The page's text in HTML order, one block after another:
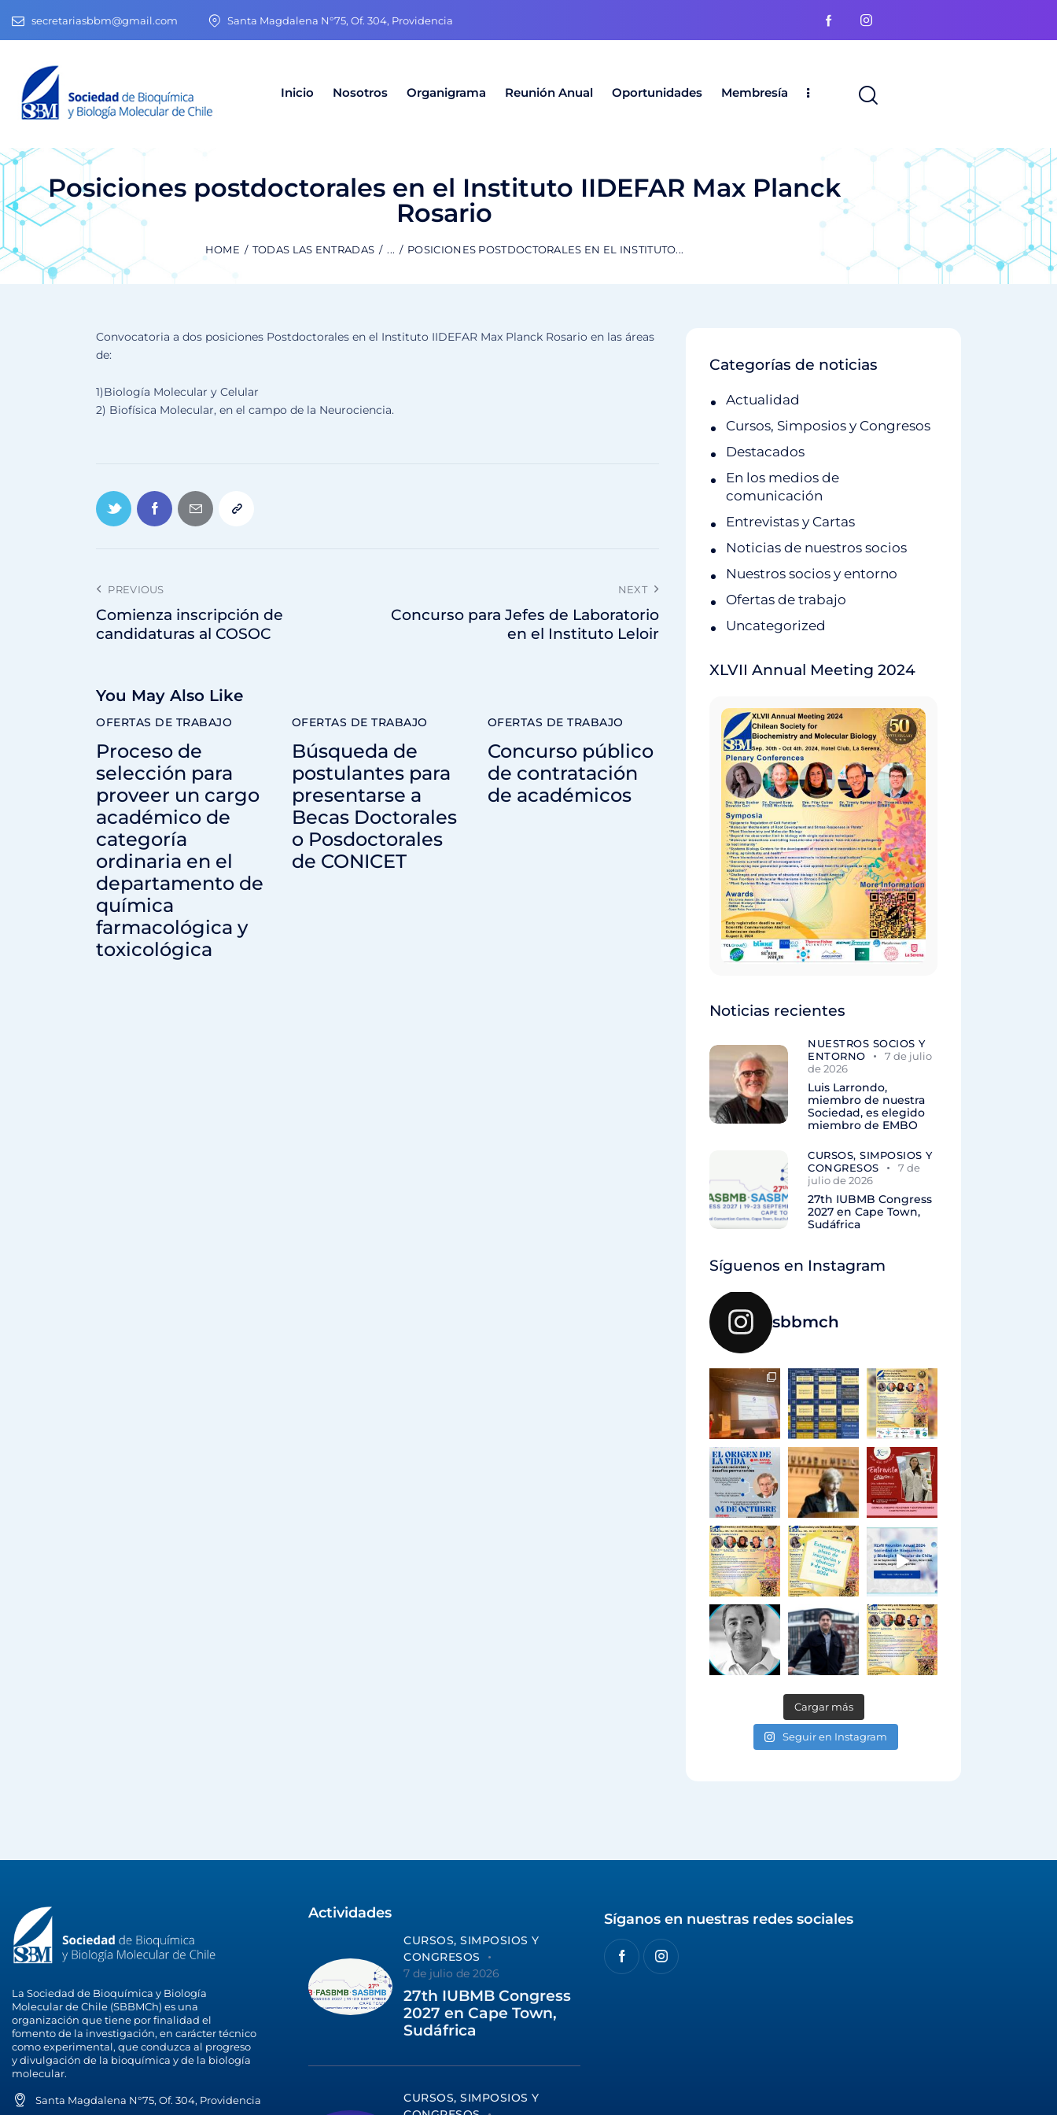
secretariasbbm@gmail.com Santa Magdalena N°75, Of. 304, Providencia
Inicio Nosotros Organigrama Reunión Anual Oportunidades Membresía
Posiciones postdoctorales en el Instituto IIDEFAR Max Planck
Rosario
HOME TODAS LAS ENTRADAS ... POSICIONES POSTDOCTORALES EN EL INSTITUTO...
Convocatoria a dos posiciones Postdoctorales en el Instituto IIDEFAR Max Planck Rosario en las áreas
de:
1)Biología Molecular y Celular
2) Biofísica Molecular, en el campo de la Neurociencia.
PREVIOUS
Comienza inscripción de
candidaturas al COSOC
NEXT
Concurso para Jefes de Laboratorio
en el Instituto Leloir
You May Also Like
OFERTAS DE TRABAJO
Proceso de
selección para
proveer un cargo
académico de
categoría
ordinaria en el
departamento de
química
farmacológica y
toxicológica
OFERTAS DE TRABAJO
Búsqueda de
postulantes para
presentarse a
Becas Doctorales
o Posdoctorales
de CONICET
OFERTAS DE TRABAJO
Concurso público
de contratación
de académicos
Categorías de noticias
Actualidad
Cursos, Simposios y Congresos
Destacados
En los medios de
comunicación
Entrevistas y Cartas
Noticias de nuestros socios
Nuestros socios y entorno
Ofertas de trabajo
Uncategorized
XLVII Annual Meeting 2024
Noticias recientes
NUESTROS SOCIOS Y
ENTORNO
7 de julio
de 2026
Luis Larrondo,
miembro de nuestra
Sociedad, es elegido
miembro de EMBO
CURSOS, SIMPOSIOS Y
CONGRESOS
7 de
julio de 2026
27th IUBMB Congress
2027 en Cape Town,
Sudáfrica
Síguenos en Instagram
sbbmch
Cargar más
Seguir en Instagram
La Sociedad de Bioquímica y Biología
Molecular de Chile (SBBMCh) es una
organización que tiene por finalidad el
fomento de la investigación, en carácter técnico
como experimental, que conduzca al progreso
y divulgación de la bioquímica y de la biología
molecular.
Santa Magdalena N°75, Of. 304, Providencia
Actividades
CURSOS, SIMPOSIOS Y
CONGRESOS
7 de julio de 2026
27th IUBMB Congress
2027 en Cape Town,
Sudáfrica
CURSOS, SIMPOSIOS Y
Síganos en nuestras redes sociales